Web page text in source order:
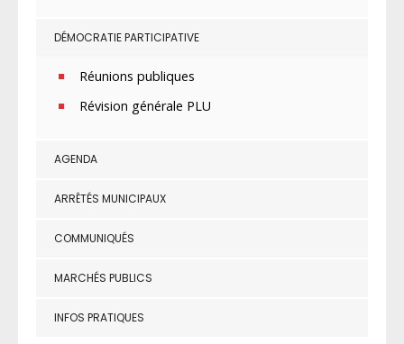
DÉMOCRATIE PARTICIPATIVE
Réunions publiques
Révision générale PLU
AGENDA
ARRÊTÉS MUNICIPAUX
COMMUNIQUÉS
MARCHÉS PUBLICS
INFOS PRATIQUES